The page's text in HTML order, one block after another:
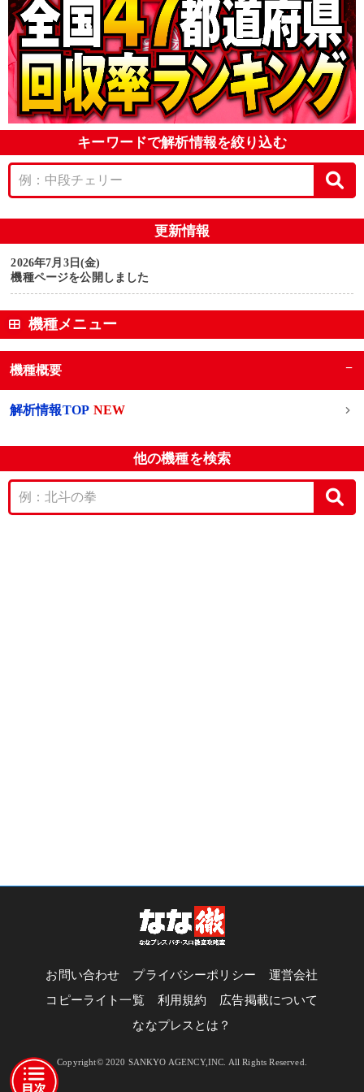
キーワードで解析情報を絞り込む
更新情報
2026年7月3日(金)
機種ページを公開しました
機種メニュー
機種概要 −
解析情報TOP NEW
他の機種を検索
お問い合わせ プライバシーポリシー
運営会社
コピーライト一覧
利用規約
広告掲載について
ななプレスとは？
Copyright© 2020 SANKYO AGENCY,INC. All Rights Reserved.